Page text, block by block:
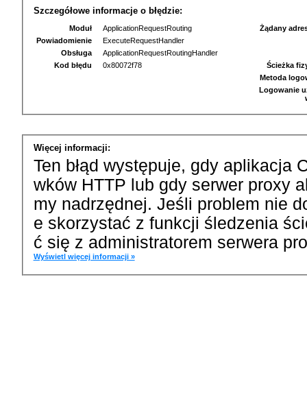
Szczegółowe informacje o błędzie:
Moduł
ApplicationRequestRouting
Powiadomienie
ExecuteRequestHandler
Obsługa
ApplicationRequestRoutingHandler
Kod błędu
0x80072f78
Żądany
Ścieżka
Metoda
Logowanie
Więcej informacji:
Ten błąd występuje, gdy aplikacja
wków HTTP lub gdy serwer proxy
my nadrzędnej. Jeśli problem nie
e skorzystać z funkcji śledzenia
ć się z administratorem serwera
Wyświetl więcej informacji »